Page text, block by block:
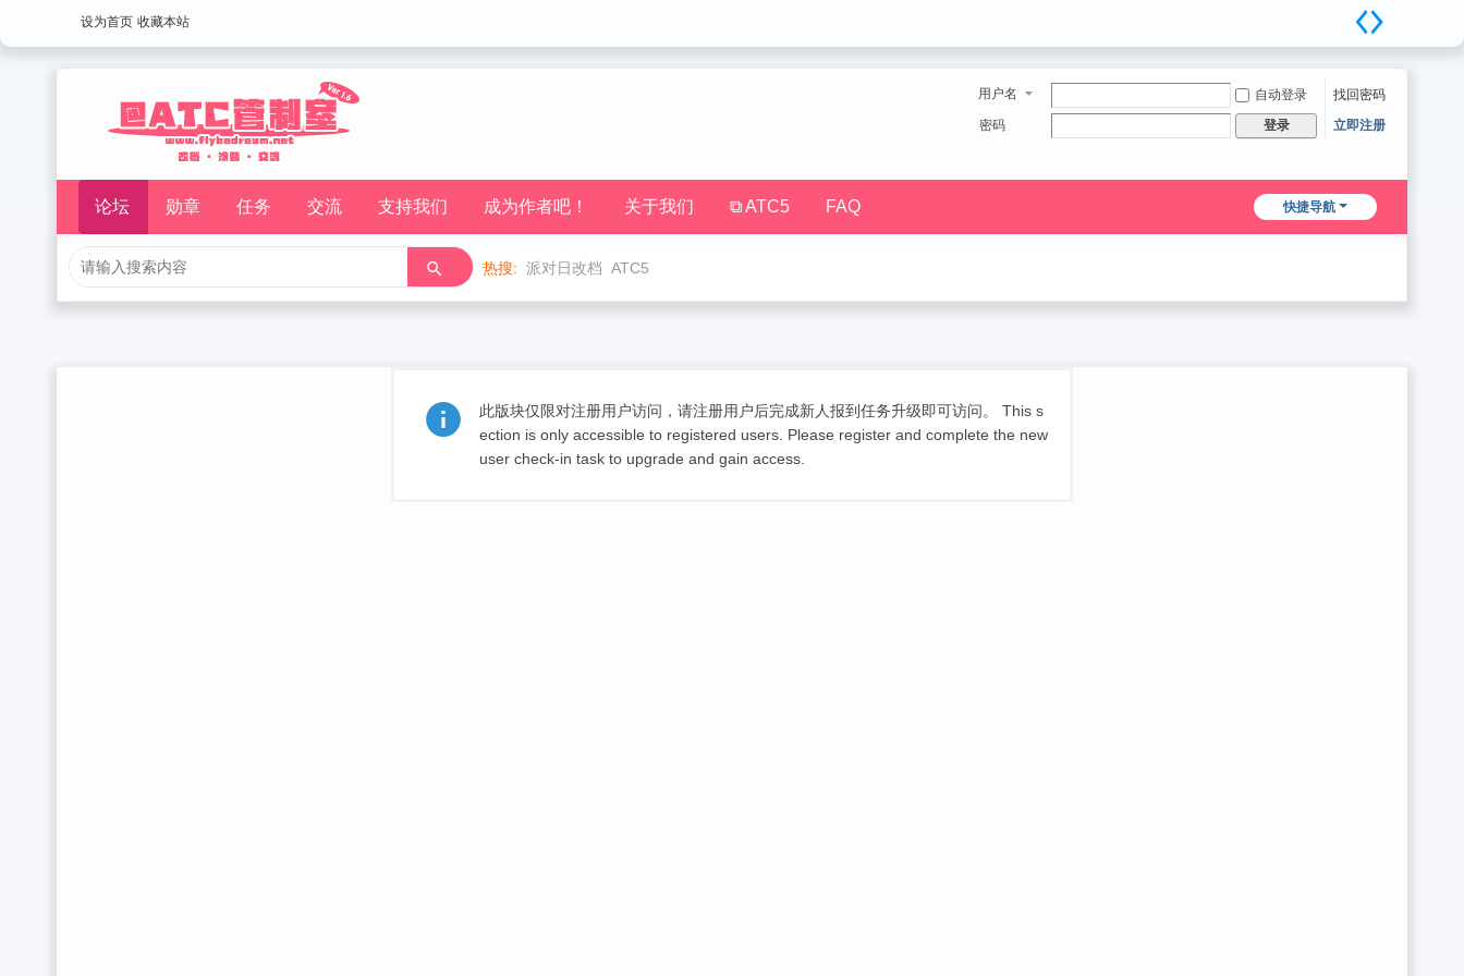
设为首页 收藏本站
用户名 自动登录
找回密码
密码
登录 立即注册
快捷导航
论坛 勋章 任务 交流 支持我们 成为作者吧！ 关于我们 ⧉ ATC5 FAQ
热搜: 派对日改档 ATC5
此版块仅限对注册用户访问，请注册用户后完成新人报到任务升级即可访问。 This s
ection is only accessible to registered users. Please register and complete the new
user check-in task to upgrade and gain access.